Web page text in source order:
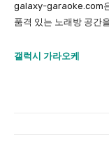
galaxy-garaoke.com
품격 있는 노래방 공간
갤럭시 가라오케